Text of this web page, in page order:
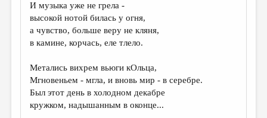
ИЗБРАННОЕ
ДАЙДЖЕСТ
ПЕРЕВОДЫ
КОНКУРСЫ
И музыка уже не грела -
высокой нотой билась у огня,
а чувство, больше веру не кляня,
в камине, корчась, еле тлело.
Метались вихрем вьюги кОльца,
Мгновеньем - мгла, и вновь мир - в серебре.
Был этот день в холодном декабре
кружком, надышанным в оконце...